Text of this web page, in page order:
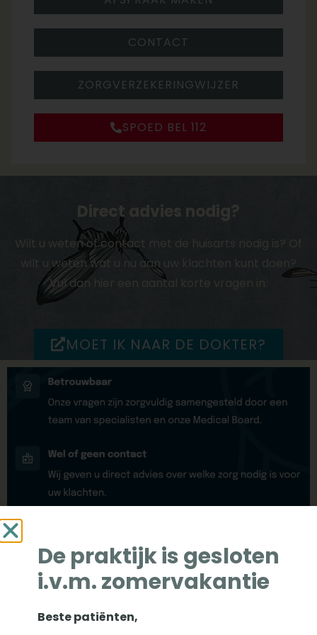
CONTACT
ZORGVERZEKERINGWIJZER
SPOED BEL 112
Direct advies nodig?
Wilt u weten of contact met de huisarts nodig is? Of
wilt u weten wat u nu aan uw klachten kunt doen?
Vul dan hier een aantal korte vragen in.
MOET IK NAAR DE DOKTER?
De praktijk is gesloten
i.v.m. zomervakantie
Beste patiënten,